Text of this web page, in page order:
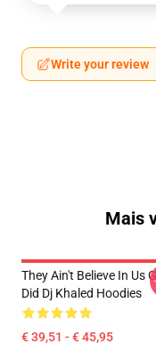
Write your review
Mais
They Ain't Believe In Us
Did Dj Khaled Hoodies
€ 39,51 - € 45,95